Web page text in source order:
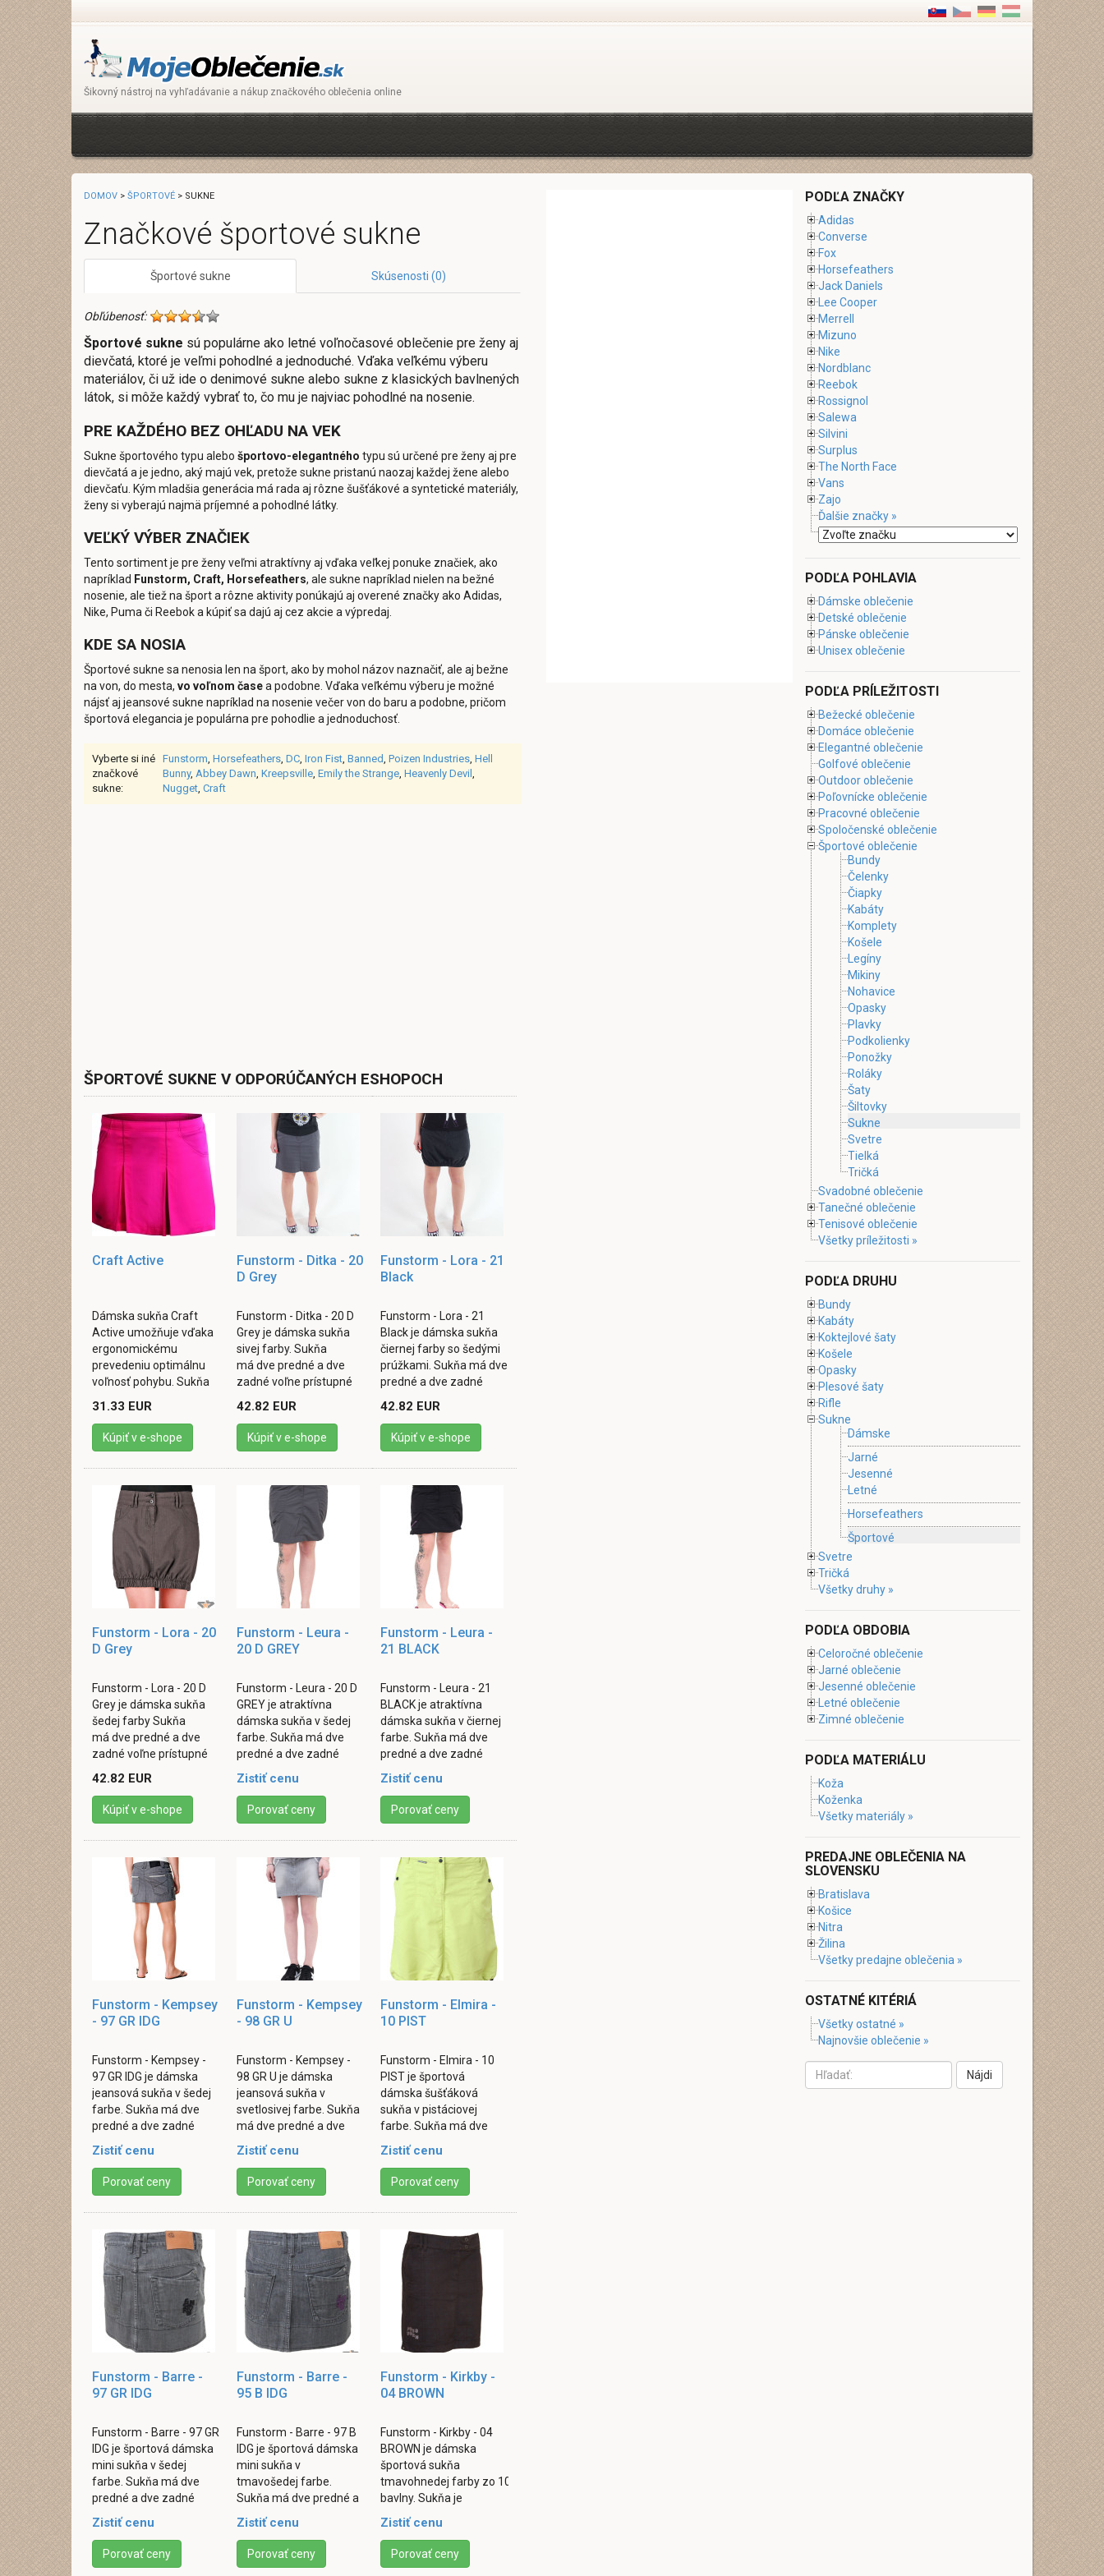
Šikovný nástroj na vyhľadávanie a nákup značkového oblečenia online
DOMOV > ŠPORTOVÉ > SUKNE
Značkové športové sukne
Športové sukne Skúsenosti (0)
Obľúbenosť:
Športové sukne sú populárne ako letné voľnočasové oblečenie pre ženy aj
dievčatá, ktoré je veľmi pohodlné a jednoduché. Vďaka veľkému výberu
materiálov, či už ide o denimové sukne alebo sukne z klasických bavlnených
látok, si môže každý vybrať to, čo mu je najviac pohodlné na nosenie.
PRE KAŽDÉHO BEZ OHĽADU NA VEK
Sukne športového typu alebo športovo-elegantného typu sú určené pre ženy aj pre
dievčatá a je jedno, aký majú vek, pretože sukne pristanú naozaj každej žene alebo
dievčaťu. Kým mladšia generácia má rada aj rôzne šušťákové a syntetické materiály,
ženy si vyberajú najmä príjemné a pohodlné látky.
VEĽKÝ VÝBER ZNAČIEK
Tento sortiment je pre ženy veľmi atraktívny aj vďaka veľkej ponuke značiek, ako
napríklad Funstorm, Craft, Horsefeathers, ale sukne napríklad nielen na bežné
nosenie, ale tiež na šport a rôzne aktivity ponúkajú aj overené značky ako Adidas,
Nike, Puma či Reebok a kúpiť sa dajú aj cez akcie a výpredaj.
KDE SA NOSIA
Športové sukne sa nenosia len na šport, ako by mohol názov naznačiť, ale aj bežne
na von, do mesta, vo voľnom časea podobne. Vďaka veľkému výberu je možné
nájsť aj jeansové sukne napríklad na nosenie večer von do baru a podobne, pričom
športová elegancia je populárna pre pohodlie a jednoduchosť.
Vyberte si iné
značkové
sukne:
Funstorm, Horsefeathers, DC, Iron Fist, Banned, Poizen Industries, Hell
Bunny, Abbey Dawn, Kreepsville, Emily the Strange, Heavenly Devil ,
Nugget, Craft
ŠPORTOVÉ SUKNE V ODPORÚČANÝCH ESHOPOCH
Craft Active
Dámska sukňa Craft
Active umožňuje vďaka
ergonomickému
prevedeniu optimálnu
voľnosť pohybu. Sukňa
a pohodlný voľný strih,
ktorý poskytujú ...
31.33 EUR
Kúpiť v e-shope
Funstorm - Ditka - 20
D Grey
Funstorm - Ditka - 20 D
Grey je dámska sukňa
sivej farby. Sukňa
má dve predné a dve
zadné voľne prístupné
rozparku pomocou
gombíkov a zipsu pútka
v ...
42.82 EUR
Kúpiť v e-shope
Funstorm - Lora - 21
Black
Funstorm - Lora - 21
Black je dámska sukňa
čiernej farby so šedými
prúžkami. Sukňa má dve
predné a dve zadné
vrecká. Zapínanie je
riešené formou ...
42.82 EUR
Kúpiť v e-shope
Funstorm - Lora - 20
D Grey
Funstorm - Lora - 20 D
Grey je dámska sukňa
šedej farby Sukňa
má dve predné a dve
zadné voľne prístupné
riešené formou
rozparku pomocou
gombíkov ...
42.82 EUR
Kúpiť v e-shope
Funstorm - Leura -
20 D GREY
Funstorm - Leura - 20 D
GREY je atraktívna
dámska sukňa v šedej
farbe. Sukňa má dve
predné a dve zadné
vrecká. Zapínanie
rozparku je riešené
pomocou druku a zipsu,
...
Zistiť cenu
Porovať ceny
Funstorm - Leura -
21 BLACK
Funstorm - Leura - 21
BLACK je atraktívna
dámska sukňa v čiernej
farbe. Sukňa má dve
predné a dve zadné
vrecká. Zapínanie
rozparku je riešené
pomocou druku a zipsu,
...
Zistiť cenu
Porovať ceny
Funstorm - Kempsey
- 97 GR IDG
Funstorm - Kempsey -
97 GR IDG je dámska
jeansová sukňa v šedej
farbe. Sukňa má dve
predné a dve zadné
vrecká. Zapínanie je
riešené formou
rozparku pomocou
gombíkov a ...
Zistiť cenu
Porovať ceny
Funstorm - Kempsey
- 98 GR U
Funstorm - Kempsey -
98 GR U je dámska
jeansová sukňa v
svetlosivej farbe. Sukňa
má dve predné a dve
zadné vrecká. Zapínanie
je riešené formou
rozparku pomocou
gombíkov ...
Zistiť cenu
Porovať ceny
Funstorm - Elmira -
10 PIST
Funstorm - Elmira - 10
PIST je športová
dámska šušťáková
sukňa v pistáciovej
farbe. Sukňa má dve
predné a dve zadné
vrecká. Zapínanie je
riešené rozparkom
pomocou ...
Zistiť cenu
Porovať ceny
Funstorm - Barre -
97 GR IDG
Funstorm - Barre - 97 GR
IDG je športová dámska
mini sukňa v šedej
farbe. Sukňa má dve
predné a dve zadné
vrecká. Zapínanie je
riešené formou
rozparku pomocou
gombíku a ...
Zistiť cenu
Porovať ceny
Funstorm - Barre -
95 B IDG
Funstorm - Barre - 97 B
IDG je športová dámska
mini sukňa v
tmavošedej farbe.
Sukňa má dve predné a
dve zadné vrecká.
Zapínanie je riešené
formou rozparku
pomocou ...
Zistiť cenu
Porovať ceny
Funstorm - Kirkby -
04 BROWN
Funstorm - Kirkby - 04
BROWN je dámska
športová sukňa
tmavohnedej farby zo 100%
bavlny. Sukňa je
károvaná, má dve
predné vrecká a dve
zadné vrecká. Zapína sa
...
Zistiť cenu
Porovať ceny
PODĽA ZNAČKY
Adidas
Converse
Fox
Horsefeathers
Jack Daniels
Lee Cooper
Merrell
Mizuno
Nike
Nordblanc
Reebok
Rossignol
Salewa
Silvini
Surplus
The North Face
Vans
Zajo
Ďalšie značky »
PODĽA POHLAVIA
Dámske oblečenie
Detské oblečenie
Pánske oblečenie
Unisex oblečenie
PODĽA PRÍLEŽITOSTI
Bežecké oblečenie
Domáce oblečenie
Elegantné oblečenie
Golfové oblečenie
Outdoor oblečenie
Poľovnícke oblečenie
Pracovné oblečenie
Spoločenské oblečenie
Športové oblečenie
Bundy
Čelenky
Čiapky
Kabáty
Komplety
Košele
Legíny
Mikiny
Nohavice
Opasky
Plavky
Podkolienky
Ponožky
Roláky
Šaty
Šiltovky
Sukne
Svetre
Tielká
Tričká
Svadobné oblečenie
Tanečné oblečenie
Tenisové oblečenie
Všetky príležitosti »
PODĽA DRUHU
Bundy
Kabáty
Koktejlové šaty
Košele
Opasky
Plesové šaty
Rifle
Sukne
Dámske
Jarné
Jesenné
Letné
Horsefeathers
Športové
Svetre
Tričká
Všetky druhy »
PODĽA OBDOBIA
Celoročné oblečenie
Jarné oblečenie
Jesenné oblečenie
Letné oblečenie
Zimné oblečenie
PODĽA MATERIÁLU
Koža
Koženka
Všetky materiály »
PREDAJNE OBLEČENIA NA
SLOVENSKU
Bratislava
Košice
Nitra
Žilina
Všetky predajne oblečenia »
OSTATNÉ KITÉRIÁ
Všetky ostatné »
Najnovšie oblečenie »
Nájdi